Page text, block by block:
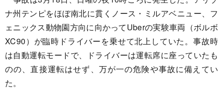
ナ州テンピをほぼ南北に貫くノース・ミルアベニュー、フ
ェニックス動物園方向に向かってUberの実験車両（ボルボ
XC90）が臨時ドライバーを乗せて北上していた。事故時
は自動運転モードで、ドライバーは運転席に座っていたも
のの、直接運転はせず、万が一の危険や事故に備えてい
た。